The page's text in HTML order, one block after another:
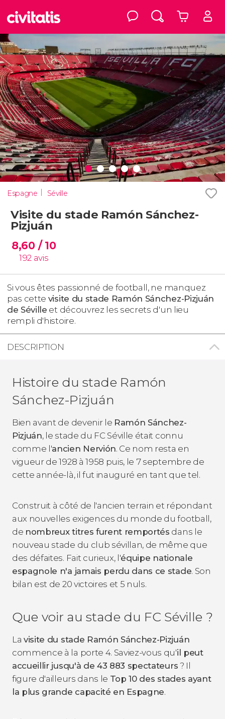
Espagne Séville
Visite du stade Ramón Sánchez-
Pizjuán
8,60 / 10
192 avis
Si vous êtes passionné de football, ne manquez
pas cette visite du stade Ramón Sánchez-Pizjuán
de Séville et découvrez les secrets d'un lieu
rempli d'histoire.
DESCRIPTION
Histoire du stade Ramón
Sánchez-Pizjuán
Bien avant de devenir le Ramón Sánchez-
Pizjuán, le stade du FC Séville était connu
comme l'ancien Nervión. Ce nom resta en
vigueur de 1928 à 1958 puis, le 7 septembre de
cette année-là, il fut inauguré en tant que tel.
Construit à côté de l'ancien terrain et répondant
aux nouvelles exigences du monde du football,
de nombreux titres furent remportés dans le
nouveau stade du club sévillan, de même que
des défaites. Fait curieux, l'équipe nationale
espagnole n'a jamais perdu dans ce stade. Son
bilan est de 20 victoires et 5 nuls.
Que voir au stade du FC Séville ?
Lavisite du stade Ramón Sánchez-Pizjuán
commence à la porte 4. Saviez-vous qu'il peut
accueillir jusqu'à de 43 883 spectateurs ? Il
figure d'ailleurs dans le Top 10 des stades ayant
la plus grande capacité en Espagne.